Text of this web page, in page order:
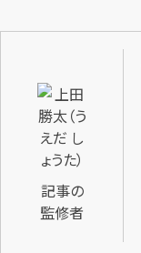
記事の
監修者